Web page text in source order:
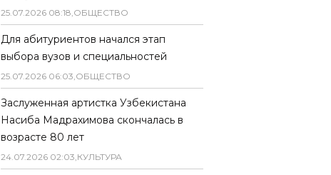
25.07.2026 08:18,ОБЩЕСТВО
Для абитуриентов начался этап
выбора вузов и специальностей
25.07.2026 06:03,ОБЩЕСТВО
Заслуженная артистка Узбекистана
Насиба Мадрахимова скончалась в
возрасте 80 лет
24.07.2026 02:03,КУЛЬТУРА